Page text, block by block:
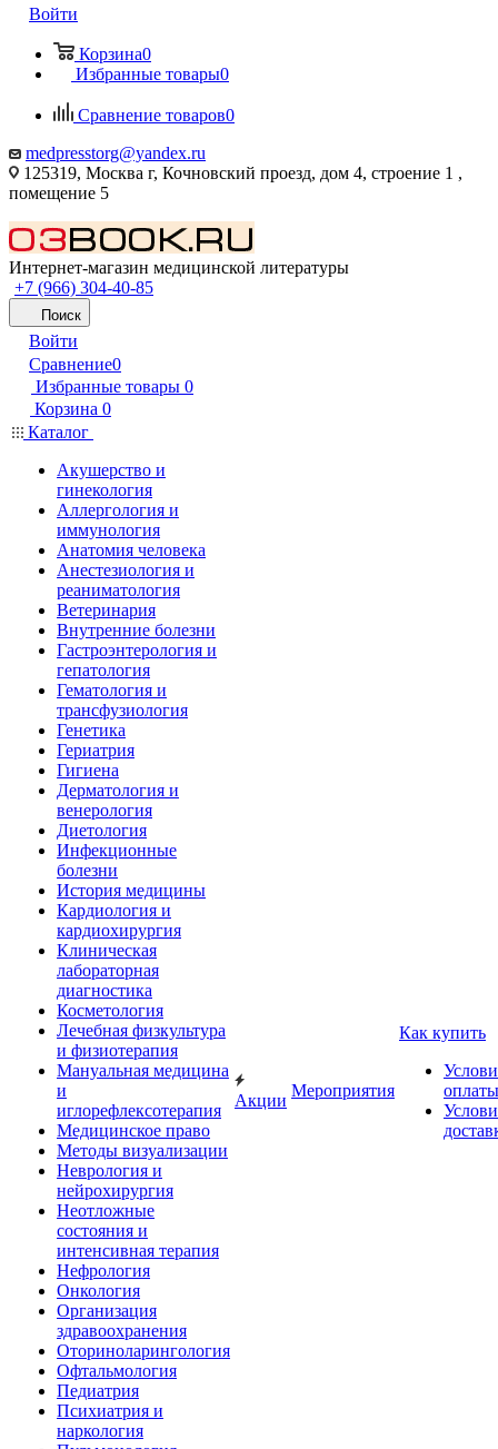
Войти
Корзина0
Избранные товары0
Сравнение товаров0
medpresstorg@yandex.ru
125319, Москва г, Кочновский проезд, дом 4, строение 1 ,
помещение 5
Интернет-магазин медицинской литературы
+7 (966) 304-40-85
Поиск
Войти
Сравнение0
Избранные товары 0
Корзина 0
Каталог
Акушерство и
гинекология
Аллергология и
иммунология
Анатомия человека
Анестезиология и
реаниматология
Ветеринария
Внутренние болезни
Гастроэнтерология и
гепатология
Гематология и
трансфузиология
Генетика
Гериатрия
Гигиена
Дерматология и
венерология
Диетология
Инфекционные
болезни
История медицины
Кардиология и
кардиохирургия
Клиническая
лабораторная
диагностика
Косметология
Лечебная физкультура
и физиотерапия
Мануальная медицина
и
иглорефлексотерапия
Медицинское право
Методы визуализации
Неврология и
нейрохирургия
Неотложные
состояния и
интенсивная терапия
Нефрология
Онкология
Организация
здравоохранения
Оториноларингология
Офтальмология
Педиатрия
Психиатрия и
наркология
Акции
Мероприятия
Как купить
оплаты